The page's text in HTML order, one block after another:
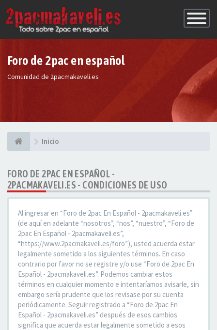
de
Foro de 2pac en español
Comunidad de 2pacmakaveli.es
Inicio
FORO DE 2PAC EN ESPAÑOL -
2PACMAKAVELI.ES - CONDICIONES DE USO
Al ingresar en “Foro de 2pac En Español - 2pacmakaveli.es”
(de aquí en adelante “nosotros”, “nos”, “nuestro”, “Foro de
2pac En Español - 2pacmakaveli.es”,
“https://www.2pacmakaveli.es/foro”), usted acuerda estar
legalmente sometido a los siguientes términos. En caso
contrario por favor no se registre y/o use “Foro de 2pac En
Español - 2pacmakaveli.es”. Podemos cambiar estos
términos en cualquier momento e intentaríamos avisarle, sin
embargo sería prudente que los revisase por su cuenta
periódicamente. Seguir registrado a “Foro de 2pac En
Español - 2pacmakaveli.es” después de esos cambios
significa que acuerda estar legalmente sometido a esos